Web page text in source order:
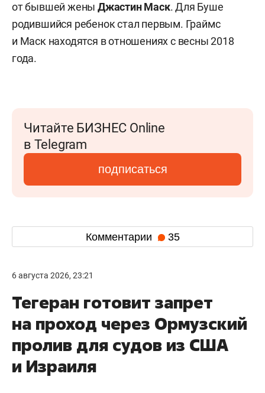
от бывшей женыДжастин Маск. Для Буше
родившийся ребенок стал первым. Граймс
и Маск находятся в отношениях с весны 2018
года.
Читайте БИЗНЕС Online
в Telegram
подписаться
Комментарии 35
6 августа 2026, 23:21
Тегеран готовит запрет
на проход через Ормузский
пролив для судов из США
и Израиля